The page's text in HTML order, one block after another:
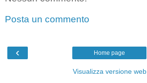
Posta un commento
‹ Home page
Visualizza versione web